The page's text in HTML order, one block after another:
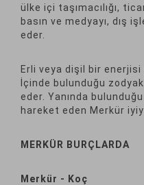
ülke içi taşımacılığı,
basın ve medyayı, dış
eder.
Erli veya dişil bir
İçinde bulunduğu
eder. Yanında
hareket eden Merkür
MERKÜR BURÇLARDA
Merkür - Koç